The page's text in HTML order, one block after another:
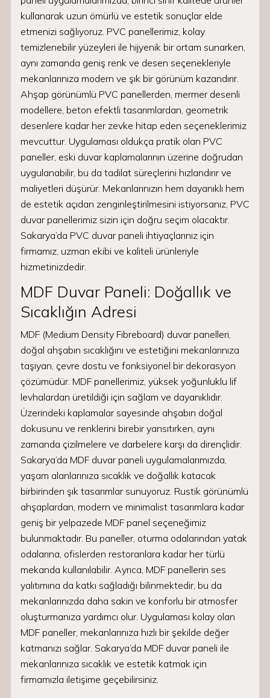
kullanarak uzun ömürlü ve estetik sonuçlar elde
etmenizi sağlıyoruz. PVC panellerimiz, kolay
temizlenebilir yüzeyleri ile hijyenik bir ortam sunarken,
aynı zamanda geniş renk ve desen seçenekleriyle
mekanlarınıza modern ve şık bir görünüm kazandırır.
Ahşap görünümlü PVC panellerden, mermer desenli
modellere, beton efektli tasarımlardan, geometrik
desenlere kadar her zevke hitap eden seçeneklerimiz
mevcuttur. Uygulaması oldukça pratik olan PVC
paneller, eski duvar kaplamalarının üzerine doğrudan
uygulanabilir, bu da tadilat süreçlerini hızlandırır ve
maliyetleri düşürür. Mekanlarınızın hem dayanıklı hem
de estetik açıdan zenginleştirilmesini istiyorsanız, PVC
duvar panellerimiz sizin için doğru seçim olacaktır.
Sakarya’da PVC duvar paneli ihtiyaçlarınız için
firmamız, uzman ekibi ve kaliteli ürünleriyle
hizmetinizdedir.
MDF Duvar Paneli: Doğallık ve
Sıcaklığın Adresi
MDF (Medium Density Fibreboard) duvar panelleri,
doğal ahşabın sıcaklığını ve estetiğini mekanlarınıza
taşıyan, çevre dostu ve fonksiyonel bir dekorasyon
çözümüdür. MDF panellerimiz, yüksek yoğunluklu lif
levhalardan üretildiği için sağlam ve dayanıklıdır.
Üzerindeki kaplamalar sayesinde ahşabın doğal
dokusunu ve renklerini birebir yansıtırken, aynı
zamanda çizilmelere ve darbelere karşı da dirençlidir.
Sakarya’da MDF duvar paneli uygulamalarımızda,
yaşam alanlarınıza sıcaklık ve doğallık katacak
birbirinden şık tasarımlar sunuyoruz. Rustik görünümlü
ahşaplardan, modern ve minimalist tasarımlara kadar
geniş bir yelpazede MDF panel seçeneğimiz
bulunmaktadır. Bu paneller, oturma odalarından yatak
odalarına, ofislerden restoranlara kadar her türlü
mekanda kullanılabilir. Ayrıca, MDF panellerin ses
yalıtımına da katkı sağladığı bilinmektedir, bu da
mekanlarınızda daha sakin ve konforlu bir atmosfer
oluşturmanıza yardımcı olur. Uygulaması kolay olan
MDF paneller, mekanlarınıza hızlı bir şekilde değer
katmanızı sağlar. Sakarya’da MDF duvar paneli ile
mekanlarınıza sıcaklık ve estetik katmak için
firmamızla iletişime geçebilirsiniz.